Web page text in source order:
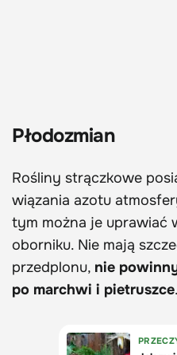
Płodozmian
Rośliny strączkowe
wiązania azotu
tym można je uprawiać
oborniku. Nie mają
przedplonu, nie
po marchwi i pietruszce.